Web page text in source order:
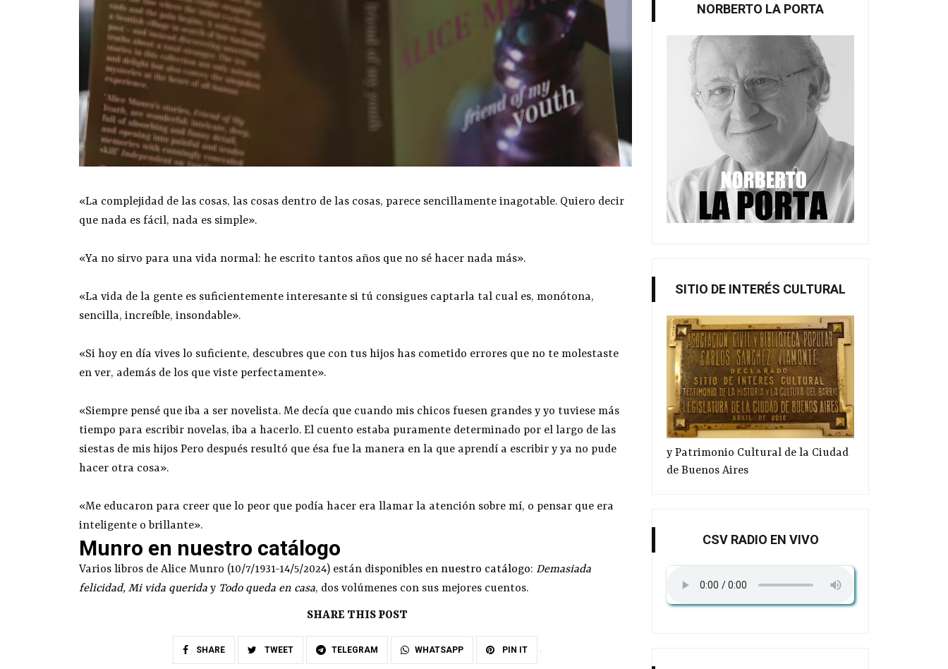
«La complejidad de las cosas, las cosas dentro de las cosas, parece sencillamente inagotable. Quiero decir
que nada es fácil, nada es simple».
«Ya no sirvo para una vida normal: he escrito tantos años que no sé hacer nada más».
«La vida de la gente es suficientemente interesante si tú consigues captarla tal cual es, monótona,
sencilla, increíble, insondable».
«Si hoy en día vives lo suficiente, descubres que con tus hijos has cometido errores que no te molestaste
en ver, además de los que viste perfectamente».
«Siempre pensé que iba a ser novelista. Me decía que cuando mis chicos fuesen grandes y yo tuviese más
tiempo para escribir novelas, iba a hacerlo. El cuento estaba puramente determinado por el largo de las
siestas de mis hijos Pero después resultó que ésa fue la manera en la que aprendí a escribir y ya no pude
hacer otra cosa».
«Me educaron para creer que lo peor que podía hacer era llamar la atención sobre mí, o pensar que era
inteligente o brillante».
Munro en nuestro catálogo
Varios libros de Alice Munro (10/7/1931-14/5/2024) están disponibles en nuestro catálogo: Demasiada
felicidad, Mi vida querida y Todo queda en casa, dos volúmenes con sus mejores cuentos.
SHARE THIS POST
SHARE TWEET TELEGRAM WHATSAPP PIN IT
NORBERTO LA PORTA
SITIO DE INTERÉS CULTURAL
y Patrimonio Cultural de la Ciudad
de Buenos Aires
CSV RADIO EN VIVO